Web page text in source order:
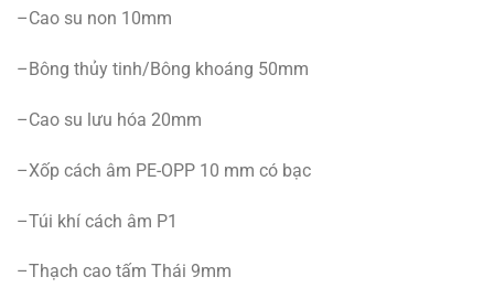
–Cao su non 10mm
–Bông thủy tinh/Bông khoáng 50mm
–Cao su lưu hóa 20mm
–Xốp cách âm PE-OPP 10 mm có bạc
–Túi khí cách âm P1
–Thạch cao tấm Thái 9mm